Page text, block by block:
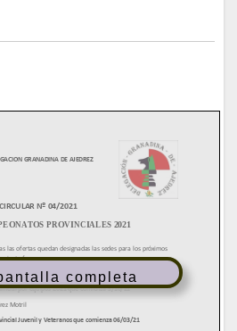
completa